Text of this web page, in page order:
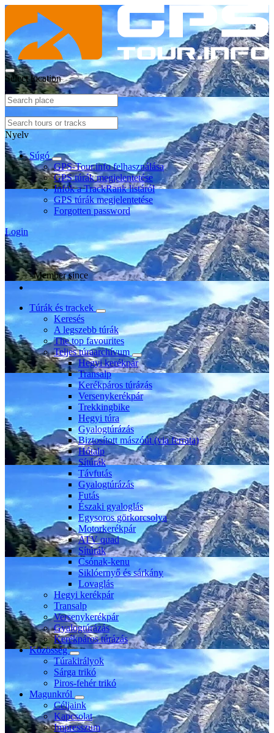
Select location
Nyelv
Súgó
GPS-Tour.info felhasználása
GPS túrák megjelentetése
Infók a TrackRank listáról
GPS túrák megjelentetése
Forgotten password
Login
Member since
Túrák és trackek
Keresés
A legszebb túrák
The top favourites
Teljes túraarchívum
Hegyi kerékpár
Transalp
Kerékpáros túrázás
Versenykerékpár
Trekkingbike
Hegyi túra
Gyalogtúrázás
Biztosított mászóút (via ferrata)
Hótalp
Sítúrák
Távfutás
Gyalogtúrázás
Futás
Északi gyaloglás
Egysoros görkorcsolya
Motorkerékpár
ATV quad
Sítúrák
Csónak-kenu
Siklóernyő és sárkány
Lovaglás
Hegyi kerékpár
Transalp
Versenykerékpár
Gyalogtúrázás
Kerékpáros túrázás
Közösség
Túrakirályok
Sárga trikó
Piros-fehér trikó
Magunkról
Céljaink
Kapcsolat
Impresszum